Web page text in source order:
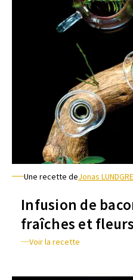
Une recette deJonas
Infusion de
fraîches et
Voir la recette